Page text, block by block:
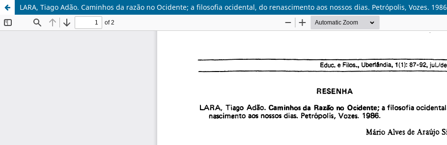
LARA, Tiago Adão. Caminhos da razão no Ocidente; a filosofia ocidental, do renascimento aos nossos dias. Petrópolis, Vozes. 1986